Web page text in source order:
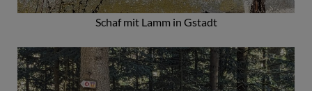
Schaf mit Lamm in Gstadt